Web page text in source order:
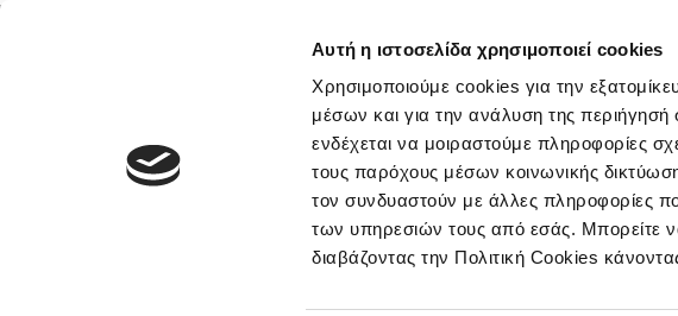
Αυτή η ιστοσελίδα χρησιμοποιεί cookies
Χρησιμοποιούμε cookies για την
μέσων και για την ανάλυση της
ενδέχεται να μοιραστούμε πληροφορίες
τους παρόχους μέσων κοινωνικής
τον συνδυαστούν με άλλες πληροφορίες
των υπηρεσιών τους από εσάς. Μπορείτε
διαβάζοντας την Πολιτική Cookies
Νέα & Πληροφορίες Εθνικές Ομάδες Διοργανώσεις
Previous
ΕΛΕΥΘΕΡΙΟΣ ΜΠΟΤΣΑΡΗΣ
Νούμερο Φανέλας